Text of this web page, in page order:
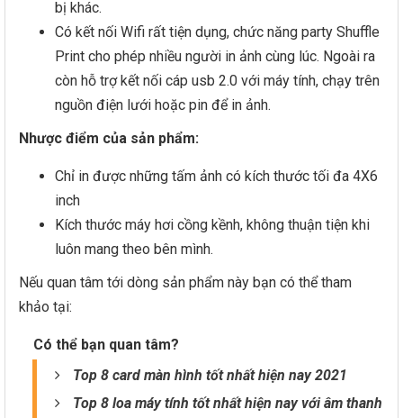
bị khác.
Có kết nối Wifi rất tiện dụng, chức năng party Shuffle
Print cho phép nhiều người in ảnh cùng lúc. Ngoài ra
còn hỗ trợ kết nối cáp usb 2.0 với máy tính, chạy trên
nguồn điện lưới hoặc pin để in ảnh.
Nhược điểm của sản phẩm:
Chỉ in được những tấm ảnh có kích thước tối đa 4X6
inch
Kích thước máy hơi cồng kềnh, không thuận tiện khi
luôn mang theo bên mình.
Nếu quan tâm tới dòng sản phẩm này bạn có thể tham
khảo tại:
Có thể bạn quan tâm?
Top 8 card màn hình tốt nhất hiện nay 2021
Top 8 loa máy tính tốt nhất hiện nay với âm thanh